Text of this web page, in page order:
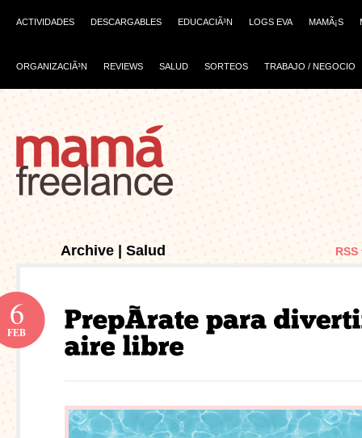
ACTIVIDADES DESCARGABLES EDUCACIÃ³N LOGS EVA MAMÃ¡S
ORGANIZACIÃ³N REVIEWS SALUD SORTEOS TRABAJO / NEGOCIO
Archive | Salud
6
FEB